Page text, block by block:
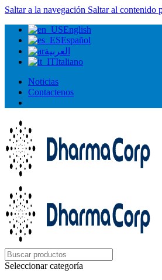
Saltar a la navegación Saltar al contenido
English
Español
العربية
Italiano
Noticias
Contactenos
Seleccionar categoría